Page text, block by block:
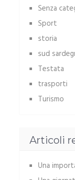
Senza
Sport
storia
sud
Testata
trasporti
Turismo
Articoli
Una